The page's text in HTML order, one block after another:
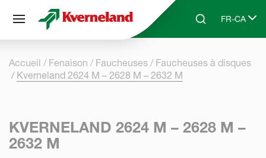
Skip to main content
SearchFR-CA
Select
Accueil Fenaison Faucheuses
Faucheuses à disques
Kverneland 2624 M – 2628 M – 2632 M
KVERNELAND 2624 M – 2628 M –
2632 M
Panneau de gestion des cookies